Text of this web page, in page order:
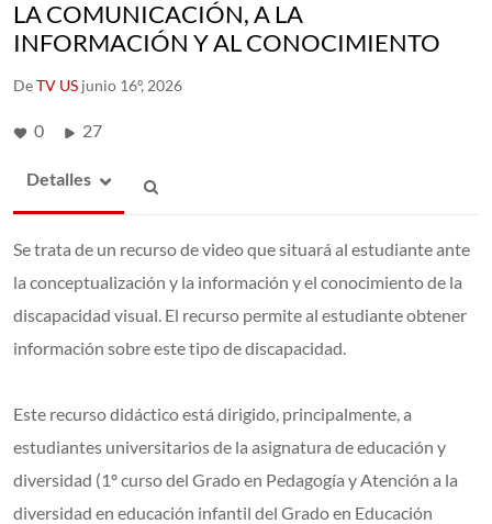
LA COMUNICACIÓN, A LA
INFORMACIÓN Y AL CONOCIMIENTO
DeTV US junio 16º, 2026
0 27
Detalles
Se trata de un recurso de video que situará al estudiante ante
la conceptualización y la información y el conocimiento de la
discapacidad visual. El recurso permite al estudiante obtener
información sobre este tipo de discapacidad.
Este recurso didáctico está dirigido, principalmente, a
estudiantes universitarios de la asignatura de educación y
diversidad (1º curso del Grado en Pedagogía y Atención a la
diversidad en educación infantil del Grado en Educación